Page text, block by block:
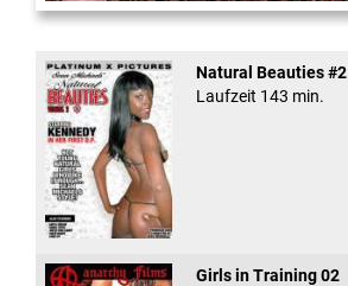
Internal Explosionen
Natural Beauties #2
Laufzeit 143 min.
Girls in Training 02